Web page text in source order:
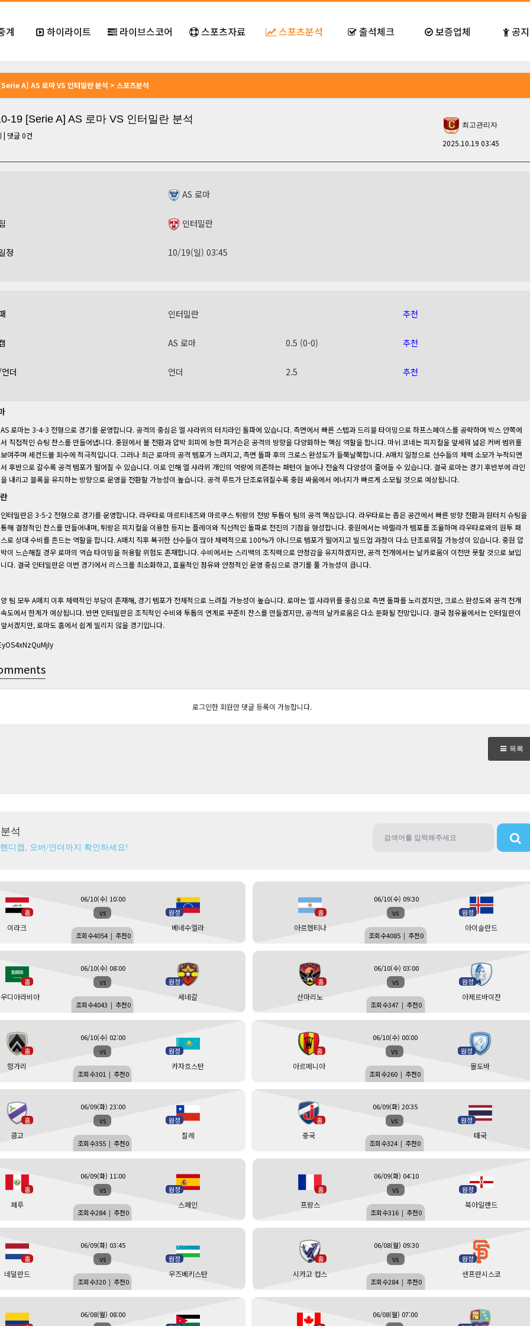
계 하이라이트 라이브스코어 스포츠자료 스포츠분석 출석체크 보증업체 공
A] AS 로마 VS 인터밀란 분석 > 스포츠분석
19 [Serie A] AS 로마 VS 인터밀란 분석
| 댓글0건
최고관리자
2025.10.19 03:45
AS 로마
인터밀란
정 10/19(일) 03:45
인터밀란 추천
AS 로마 0.5 (0-0) 추천
더 언더 2.5 추천
AS 로마는 3-4-3 전형으로 경기를 운영합니다. 공격의 중심은 엘 샤라위의 터치라인 돌파에 있습니다. 측면에서 빠른 스텝과 드리블 타이밍으로 하프스페이스를 공략하며 박스 안쪽에
서 직접적인 슈팅 찬스를 만들어냅니다. 중원에서 볼 전환과 압박 회피에 능한 퍼거슨은 공격의 방향을 다양화하는 핵심 역할을 합니다. 마뉘 코네는 피지컬을 앞세워 넓은 커버 범위를
보여주며 세컨드볼 회수에 적극적입니다. 그러나 최근 로마의 공격 템포가 느려지고, 측면 돌파 후의 크로스 완성도가 들쭉날쭉합니다. A매치 일정으로 선수들의 체력 소모가 누적되면
서 후반으로 갈수록 공격 템포가 떨어질 수 있습니다. 이로 인해 엘 샤라위 개인의 역량에 의존하는 패턴이 늘어나 전술적 다양성이 줄어들 수 있습니다. 결국 로마는 경기 후반부에 라인
을 내리고 블록을 유지하는 방향으로 운영을 전환할 가능성이 높습니다. 공격 루트가 단조로워질수록 중원 싸움에서 에너지가 빠르게 소모될 것으로 예상됩니다.
인터밀란은 3-5-2 전형으로 경기를 운영합니다. 라우타로 마르티네즈와 마르쿠스 튀랑의 전방 투톱이 팀의 공격 핵심입니다. 라우타로는 좁은 공간에서 빠른 방향 전환과 원터치 슈팅을
통해 결정적인 찬스를 만들어내며, 튀랑은 피지컬을 이용한 등지는 플레이와 직선적인 돌파로 전진의 기점을 형성합니다. 중원에서는 바렐라가 템포를 조율하며 라우타로와의 원투 패
스로 상대 수비를 흔드는 역할을 합니다. A매치 직후 복귀한 선수들이 많아 체력적으로 100%가 아니므로 템포가 떨어지고 빌드업 과정이 다소 단조로워질 가능성이 있습니다. 중원 압
박이 느슨해질 경우 로마의 역습 타이밍을 허용할 위험도 존재합니다. 수비에서는 스리백의 조직력으로 안정감을 유지하겠지만, 공격 전개에서는 날카로움이 이전만 못할 것으로 보입
니다. 결국 인터밀란은 이번 경기에서 리스크를 최소화하고, 효율적인 점유와 안정적인 운영 중심으로 경기를 풀 가능성이 큽니다.
양 팀 모두 A매치 이후 체력적인 부담이 존재해, 경기 템포가 전체적으로 느려질 가능성이 높습니다. 로마는 엘 샤라위를 중심으로 측면 돌파를 노리겠지만, 크로스 완성도와 공격 전개
속도에서 한계가 예상됩니다. 반면 인터밀란은 조직적인 수비와 투톱의 연계로 꾸준히 찬스를 만들겠지만, 공격의 날카로움은 다소 둔화될 전망입니다. 결국 점유율에서는 인터밀란이
앞서겠지만, 로마도 홈에서 쉽게 밀리지 않을 경기입니다.
로그인한 회원만 댓글 등록이 가능합니다.
목록
석
디캡, 오버/언더까지 확인하세요!
홈
이라크
vs 원정
베네수엘라
06/10(수) 10:00
조회수4054 | 추천0
홈
아르헨티나
vs 원정
아이슬란드
06/10(수) 09:30
조회수4085 | 추천0
홈
디아라비아
vs 원정
세네갈
06/10(수) 08:00
조회수4043 | 추천0
홈
산마리노
vs 원정
아제르바이잔
06/10(수) 03:00
조회수347 | 추천0
홈
헝가리
vs 원정
카자흐스탄
06/10(수) 02:00
조회수301 | 추천0
홈
아르메니아
vs 원정
몰도바
06/10(수) 00:00
조회수260 | 추천0
홈
콩고
vs 원정
칠레
06/09(화) 23:00
조회수355 | 추천0
홈
중국
vs 원정
태국
06/09(화) 20:35
조회수324 | 추천0
홈
페루
vs 원정
스페인
06/09(화) 11:00
조회수284 | 추천0
홈
프랑스
vs 원정
북아일랜드
06/09(화) 04:10
조회수316 | 추천0
홈
네덜란드
vs 원정
우즈베키스탄
06/09(화) 03:45
조회수320 | 추천0
홈
시카고 컵스
vs 원정
샌프란시스코
06/08(월) 09:30
조회수284 | 추천0
06/08(월) 08:00
06/08(월) 07:00